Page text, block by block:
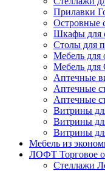
Прилавки
Островные
Шкафы для
Столы для
Мебель для
Мебель для
Аптечные
Аптечные
Аптечные
Витрины
Витрины
Витрины
Мебель из
ЛОФТ Торговое
Стеллажи